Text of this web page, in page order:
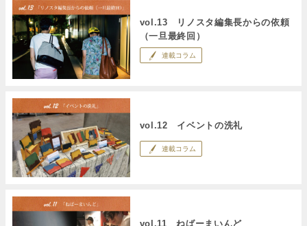
vol.13 リノスタ編集長からの依頼
（一旦最終回）
連載コラム
vol.12 イベントの洗礼
連載コラム
vol.11 ねばーまいんど